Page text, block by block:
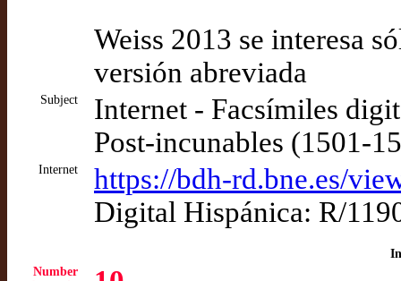
Weiss 2013 se interesa
versión abreviada
Subject
Internet - Facsímiles
Post-incunables (1501-
Internet
https://bdh-rd.bne.es/
Digital Hispánica: R/
Number